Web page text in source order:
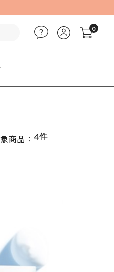
0
商品： 4件